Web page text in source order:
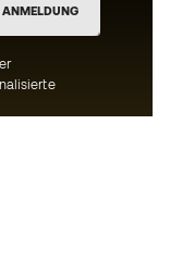
ANMELDUNG